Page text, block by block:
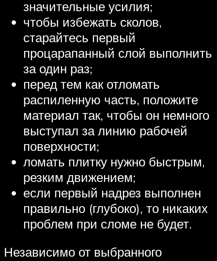
значительные усилия;
чтобы избежать сколов,
старайтесь первый
процарапанный слой выполнить
за один раз;
перед тем как отломать
распиленную часть, положите
материал так, чтобы он немного
выступал за линию рабочей
поверхности;
ломать плитку нужно быстрым,
резким движением;
если первый надрез выполнен
правильно (глубоко), то никаких
проблем при сломе не будет.
Независимо от выбранного